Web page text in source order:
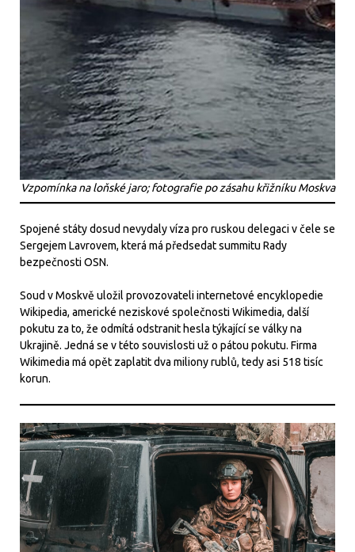
Vzpomínka na loňské jaro; fotografie po zásahu křižníku Moskva
Spojené státy dosud nevydaly víza pro ruskou delegaci v čele se
Sergejem Lavrovem, která má předsedat summitu Rady
bezpečnosti OSN.
Soud v Moskvě uložil provozovateli internetové encyklopedie
Wikipedia, americké neziskové společnosti Wikimedia, další
pokutu za to, že odmítá odstranit hesla týkající se války na
Ukrajině. Jedná se v této souvislosti už o pátou pokutu. Firma
Wikimedia má opět zaplatit dva miliony rublů, tedy asi 518 tisíc
korun.